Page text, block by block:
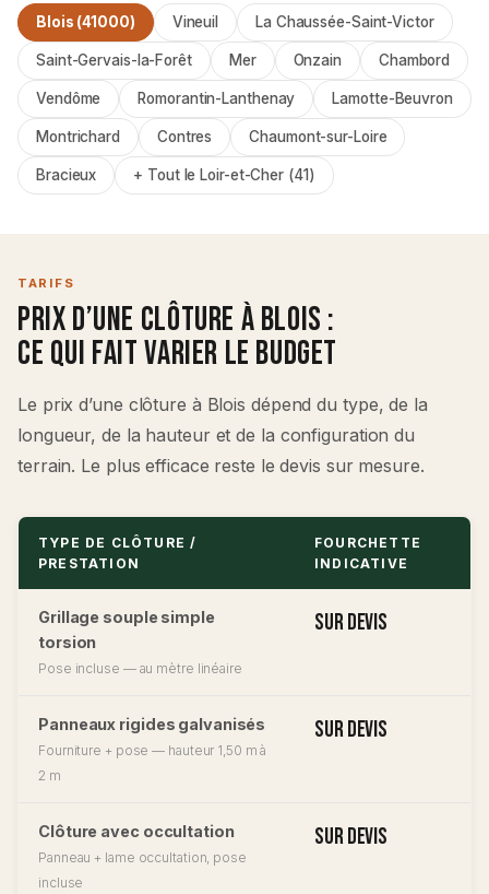
Blois (41000) Vineuil La Chaussée-Saint-Victor
Saint-Gervais-la-Forêt Mer Onzain Chambord
Vendôme Romorantin-Lanthenay Lamotte-Beuvron
Montrichard Contres Chaumont-sur-Loire
Bracieux + Tout le Loir-et-Cher (41)
TARIFS
Prix d’une Clôture à Blois :
Ce qui Fait Varier le Budget
Le prix d’une clôture à Blois dépend du type, de la
longueur, de la hauteur et de la configuration du
terrain. Le plus efficace reste le devis sur mesure.
TYPE DE CLÔTURE /
PRESTATION
FOURCHETTE
INDICATIVE
Grillage souple simple
torsion
Pose incluse — au mètre linéaire
Sur devis
Panneaux rigides galvanisés
Fourniture + pose — hauteur 1,50 m à
2 m
Sur devis
Clôture avec occultation
Panneau + lame occultation, pose
incluse
Sur devis